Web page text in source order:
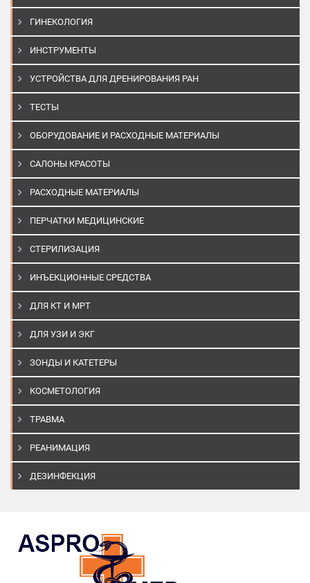
ГИНЕКОЛОГИЯ
ИНСТРУМЕНТЫ
УСТРОЙСТВА ДЛЯ ДРЕНИРОВАНИЯ РАН
ТЕСТЫ
ОБОРУДОВАНИЕ И РАСХОДНЫЕ МАТЕРИАЛЫ
САЛОНЫ КРАСОТЫ
РАСХОДНЫЕ МАТЕРИАЛЫ
ПЕРЧАТКИ МЕДИЦИНСКИЕ
СТЕРИЛИЗАЦИЯ
ИНЪЕКЦИОННЫЕ СРЕДСТВА
ДЛЯ КТ И МРТ
ДЛЯ УЗИ И ЭКГ
ЗОНДЫ И КАТЕТЕРЫ
КОСМЕТОЛОГИЯ
ТРАВМА
РЕАНИМАЦИЯ
ДЕЗИНФЕКЦИЯ